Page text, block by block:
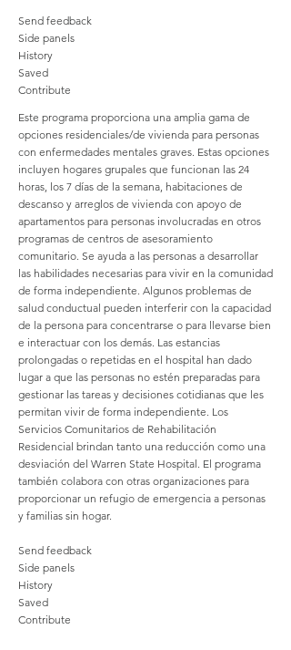
Send feedback
Side panels
History
Saved
Contribute
Este programa proporciona una amplia gama de
opciones residenciales/de vivienda para personas
con enfermedades mentales graves. Estas opciones
incluyen hogares grupales que funcionan las 24
horas, los 7 días de la semana, habitaciones de
descanso y arreglos de vivienda con apoyo de
apartamentos para personas involucradas en otros
programas de centros de asesoramiento
comunitario. Se ayuda a las personas a desarrollar
las habilidades necesarias para vivir en la comunidad
de forma independiente. Algunos problemas de
salud conductual pueden interferir con la capacidad
de la persona para concentrarse o para llevarse bien
e interactuar con los demás. Las estancias
prolongadas o repetidas en el hospital han dado
lugar a que las personas no estén preparadas para
gestionar las tareas y decisiones cotidianas que les
permitan vivir de forma independiente. Los
Servicios Comunitarios de Rehabilitación
Residencial brindan tanto una reducción como una
desviación del Warren State Hospital. El programa
también colabora con otras organizaciones para
proporcionar un refugio de emergencia a personas
y familias sin hogar.
Send feedback
Side panels
History
Saved
Contribute